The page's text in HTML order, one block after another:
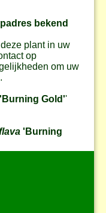
bekend
plant in uw
op
om uw
'Burning Gold''
'Burning